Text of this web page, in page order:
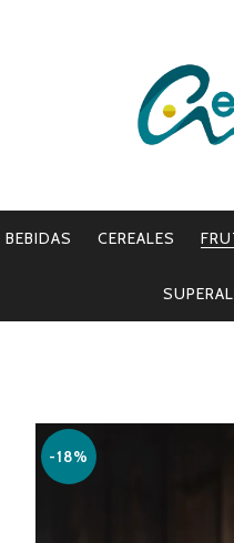
BEBIDAS CEREALES
-18%